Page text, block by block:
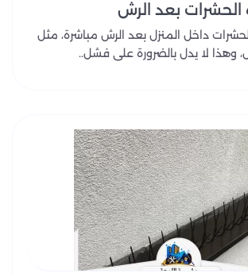
بعد الرش
داخل المنزل بعد الرش مباشرة، مثل
وهذا لا يدل بالضرورة على فشل..